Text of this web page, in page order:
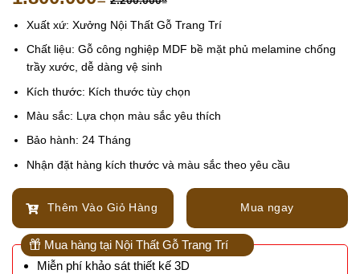
Xuất xứ: Xưởng Nội Thất Gỗ Trang Trí
Chất liệu: Gỗ công nghiệp MDF bề mặt phủ melamine chống
trầy xước, dễ dàng vệ sinh
Kích thước: Kích thước tùy chọn
Màu sắc: Lựa chọn màu sắc yêu thích
Bảo hành: 24 Tháng
Nhận đặt hàng kích thước và màu sắc theo yêu cầu
Thêm Vào Giỏ Hàng Mua ngay
Mua hàng tại Nội Thất Gỗ Trang Trí
Miễn phí khảo sát thiết kế 3D